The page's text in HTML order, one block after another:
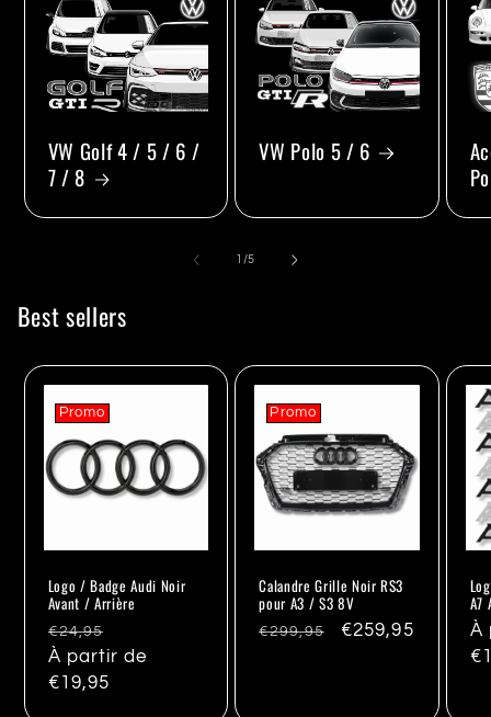
VW Golf 4 / 5 / 6 /
7 / 8
VW Polo 5 / 6
/de
5
Best sellers
Promo
Logo / Badge Audi Noir
Avant / Arrière
Prix
habituel
€24,95
À partir de
€19,95
Promo
Calandre Grille Noir RS3
pour A3 / S3 8V
Prix
€299,95 Promo
€259,95
A7
À